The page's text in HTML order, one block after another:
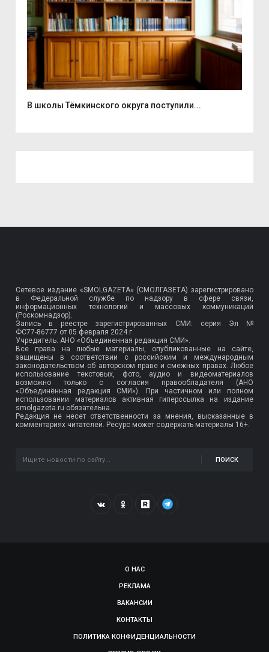
В школы Тёмкинского округа поступили...
Сетевое издание «SMOLGAZETA» (СМОЛГАЗЕТА) зарегистрировано
в Федеральной службе по надзору в сфере связи,
информационных технологий и массовых коммуникаций
(Роскомнадзор).
Запись в реестре зарегистрированных СМИ: серия Эл №
ФС77-86777 от 05 февраля 2024 г.
Учредитель: АНО «Объединенная редакция СМИ».
Все права на любые материалы, опубликованные на сайте,
защищены в соответствии с российским и международным
законодательством об авторском праве и смежных правах. Любое
использование текстовых, фото, аудио и видеоматериалов
возможно только с согласия правообладателя (АНО
«Объединённая редакция СМИ»). При частичном или полном
использовании материалов активная гиперссылка на издание
smolgazeta.ru обязательна.
Редакция не несет ответственности за мнения, высказанные в
комментариях читателей. Ресурс может содержать материалы 16+.
ПОИСК
О НАС
РЕКЛАМА
ВАКАНСИИ
КОНТАКТЫ
ПОЛИТИКА КОНФИДЕНЦИАЛЬНОСТИ